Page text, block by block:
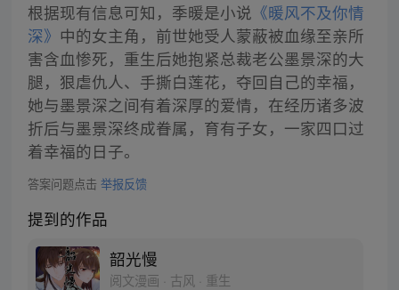
根据现有信息可知，季暖是小说 《暖风不及你情
深》 中的女主角，前世她受人蒙蔽被血缘至亲所
害含血惨死，重生后她抱紧总裁老公墨景深的大
腿，狠虐仇人、手撕白莲花，夺回自己的幸福，
她与墨景深之间有着深厚的爱情，在经历诸多波
折后与墨景深终成眷属，育有子女，一家四口过
着幸福的日子。
答案问题点击 举报反馈
提到的作品
韶光慢
阅文漫画 · 古风 · 重生